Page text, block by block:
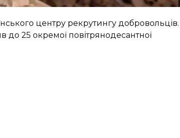
центру рекрутингу добровольців.
до 25 окремої повітрянодесантної